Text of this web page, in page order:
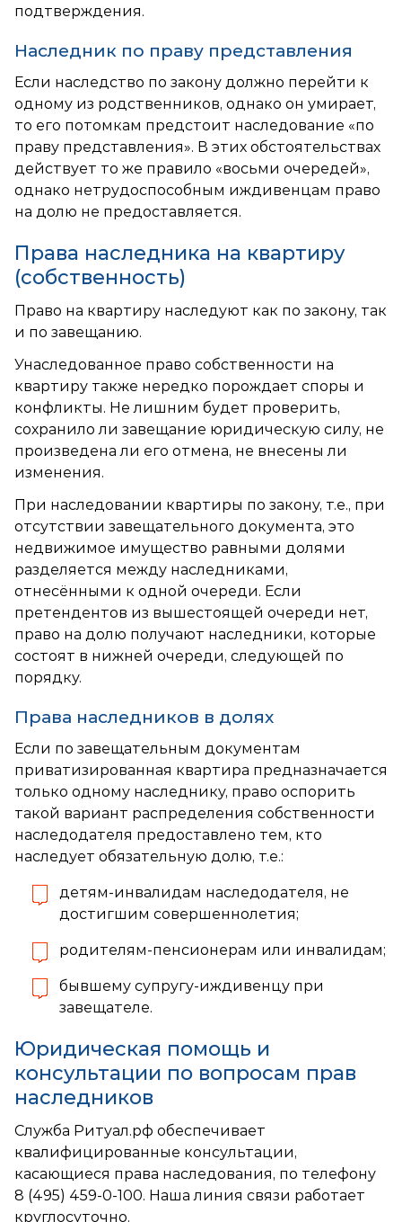
подтверждения.
Наследник по праву представления
Если наследство по закону должно перейти к
одному из родственников, однако он умирает,
то его потомкам предстоит наследование «по
праву представления». В этих обстоятельствах
действует то же правило «восьми очередей»,
однако нетрудоспособным иждивенцам право
на долю не предоставляется.
Права наследника на квартиру
(собственность)
Право на квартиру наследуют как по закону, так
и по завещанию.
Унаследованное право собственности на
квартиру также нередко порождает споры и
конфликты. Не лишним будет проверить,
сохранило ли завещание юридическую силу, не
произведена ли его отмена, не внесены ли
изменения.
При наследовании квартиры по закону, т.е., при
отсутствии завещательного документа, это
недвижимое имущество равными долями
разделяется между наследниками,
отнесёнными к одной очереди. Если
претендентов из вышестоящей очереди нет,
право на долю получают наследники, которые
состоят в нижней очереди, следующей по
порядку.
Права наследников в долях
Если по завещательным документам
приватизированная квартира предназначается
только одному наследнику, право оспорить
такой вариант распределения собственности
наследодателя предоставлено тем, кто
наследует обязательную долю, т.е.:
детям-инвалидам наследодателя, не
достигшим совершеннолетия;
родителям-пенсионерам или инвалидам;
бывшему супругу-иждивенцу при
завещателе.
Юридическая помощь и
консультации по вопросам прав
наследников
Служба Ритуал.рф обеспечивает
квалифицированные консультации,
касающиеся права наследования, по телефону
8 (495) 459-0-100. Наша линия связи работает
круглосуточно.